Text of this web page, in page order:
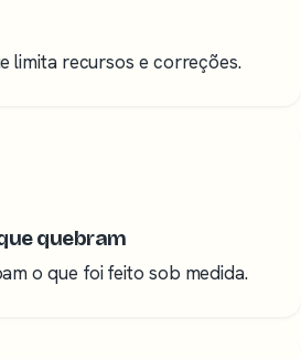
limita recursos e correções.
quebram
o que foi feito sob medida.